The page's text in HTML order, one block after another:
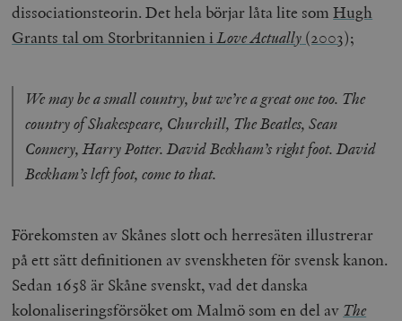
dissociationsteorin. Det hela börjar låta lite somHugh
Grants tal om Storbritannien i Love Actually (2003);
We may be a small country, but we’re a great one too. The
country of Shakespeare, Churchill, The Beatles, Sean
Connery, Harry Potter. David Beckham’s right foot. David
Beckham’s left foot, come to that.
Förekomsten av Skånes slott och herresäten illustrerar
på ett sätt definitionen av svenskheten för svensk kanon.
Sedan 1658 är Skåne svenskt, vad det danska
kolonaliseringsförsöket om Malmö som en del av The